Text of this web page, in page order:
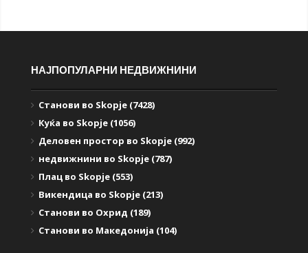
НАЈПОПУЛАРНИ НЕДВИЖНИНИ
Станови во Skopje (7428)
Куќа во Skopje (1056)
Деловен простор во Skopje (992)
недвижнини во Skopje (787)
Плац во Skopje (553)
Викендица во Skopje (213)
Станови во Охрид (189)
Станови во Македонија (104)